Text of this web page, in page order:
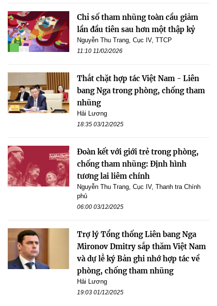
Chỉ số tham nhũng toàn cầu giảm
lần đầu tiên sau hơn một thập kỷ
Nguyễn Thu Trang, Cục IV, TTCP
11:10 11/02/2026
Thắt chặt hợp tác Việt Nam - Liên
bang Nga trong phòng, chống tham
nhũng
Hải Lương
18:35 03/12/2025
Đoàn kết với giới trẻ trong phòng,
chống tham nhũng: Định hình
tương lai liêm chính
Nguyễn Thu Trang, Cục IV, Thanh tra Chính
phủ
06:00 03/12/2025
Trợ lý Tổng thống Liên bang Nga
Mironov Dmitry sắp thăm Việt Nam
và dự lễ ký Bản ghi nhớ hợp tác về
phòng, chống tham nhũng
Hải Lương
19:03 01/12/2025